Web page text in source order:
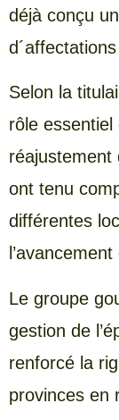
déjà conçu
Selon la
rôle
réajustement
ont tenu
différentes
Le groupe
gestion de
renforcé la
provinces en